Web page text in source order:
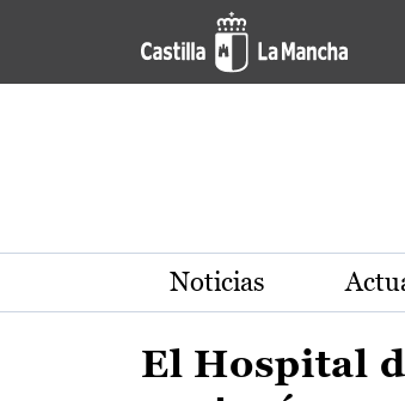
Pasar al contenido principal
Actualidad de la
Noticias
El Hospital